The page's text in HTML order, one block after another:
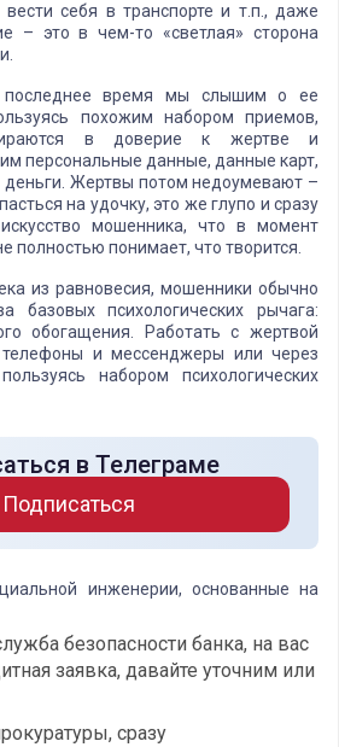
себя в транспорте и т.п., даже
– это в чем-то «светлая» сторона
время мы слышим о ее
похожим набором приемов,
в доверие к жертве и
персональные данные, данные карт,
деньги. Жертвы потом недоумевают –
на удочку, это же глупо и сразу
мошенника, что в момент
полностью понимает, что творится.
из равновесия, мошенники обычно
базовых психологических рычага:
обогащения. Работать с жертвой
и мессенджеры или через
набором психологических
в Телеграме
Подписаться
инженерии, основанные на
безопасности банка, на вас
заявка, давайте уточним или
сразу